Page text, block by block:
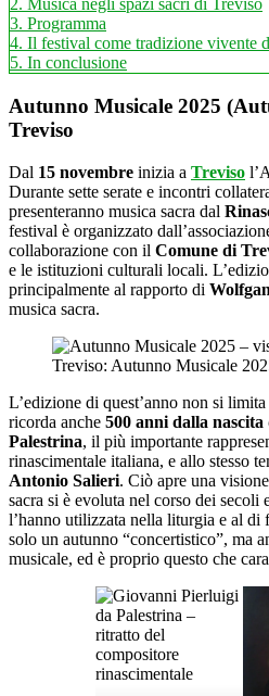
2. Musica negli spazi sacri di Treviso
3. Programma
4. Il festival come tradizione vivente
5. In conclusione
Autunno Musicale 2025
Treviso
Dal 15 novembre inizia a Treviso
Durante sette serate e incontri
presenteranno musica sacra dal
festival è organizzato
collaborazione con il Comune di
e le istituzioni culturali locali.
principalmente al rapporto di
musica sacra.
Treviso: Autunno Musicale
L’edizione di quest’anno non si
ricorda anche 500 anni dalla
Palestrina, il più importante
rinascimentale italiana, e allo stesso
Antonio Salieri. Ciò apre una
sacra si è evoluta nel corso dei secoli
l’hanno utilizzata nella liturgia e al di
solo un autunno “concertistico”, ma
musicale, ed è proprio questo che